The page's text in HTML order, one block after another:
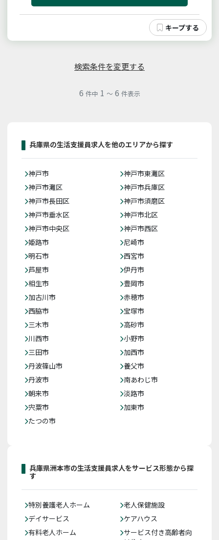
検索条件を変更する
6 件中 1 ～ 6 件表示
兵庫県の生活支援員求人を他のエリアから探す
神戸市
神戸市東灘区
神戸市灘区
神戸市兵庫区
神戸市長田区
神戸市須磨区
神戸市垂水区
神戸市北区
神戸市中央区
神戸市西区
姫路市
尼崎市
明石市
西宮市
芦屋市
伊丹市
相生市
豊岡市
加古川市
赤穂市
西脇市
宝塚市
三木市
高砂市
川西市
小野市
三田市
加西市
丹波篠山市
養父市
丹波市
南あわじ市
朝来市
淡路市
宍粟市
加東市
たつの市
兵庫県洲本市の生活支援員求人をサービス形態から探
す
特別養護老人ホーム
老人保健施設
デイサービス
ケアハウス
有料老人ホーム
サービス付き高齢者向